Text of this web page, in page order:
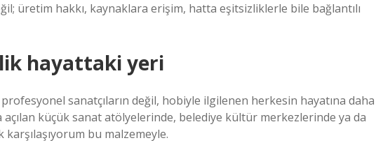
üretim hakkı, kaynaklara erişim, hatta eşitsizliklerle bile bağlantılı
hayattaki yeri
sanatçıların değil, hobiyle ilgilenen herkesin hayatına daha
açılan küçük sanat atölyelerinde, belediye kültür merkezlerinde ya da
karşılaşıyorum bu malzemeyle.